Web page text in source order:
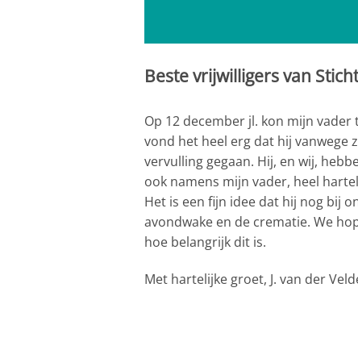
Beste vrijwilligers van
Op 12 december jl. kon mijn
vond het heel erg dat hij vanwege
vervulling gegaan. Hij, en wij,
ook namens mijn vader, heel
Het is een fijn idee dat hij nog bij
avondwake en de crematie. We
hoe belangrijk dit is.
Met hartelijke groet, J. van der